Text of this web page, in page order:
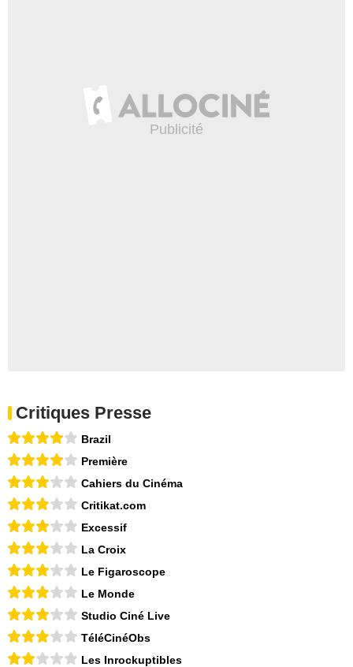
Critiques Presse
Brazil
Première
Cahiers du Cinéma
Critikat.com
Excessif
La Croix
Le Figaroscope
Le Monde
Studio Ciné Live
TéléCinéObs
Les Inrockuptibles